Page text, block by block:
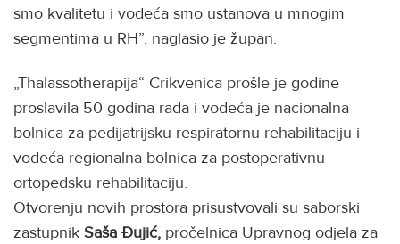
smo kvalitetu i vodeća smo ustanova u mnogim
segmentima u RH”, naglasio je župan.
„Thalassotherapija“ Crikvenica prošle je godine
proslavila 50 godina rada i vodeća je nacionalna
bolnica za pedijatrijsku respiratornu rehabilitaciju i
vodeća regionalna bolnica za postoperativnu
ortopedsku rehabilitaciju.
Otvorenju novih prostora prisustvovali su saborski
zastupnik Saša Đujić, pročelnica Upravnog odjela za